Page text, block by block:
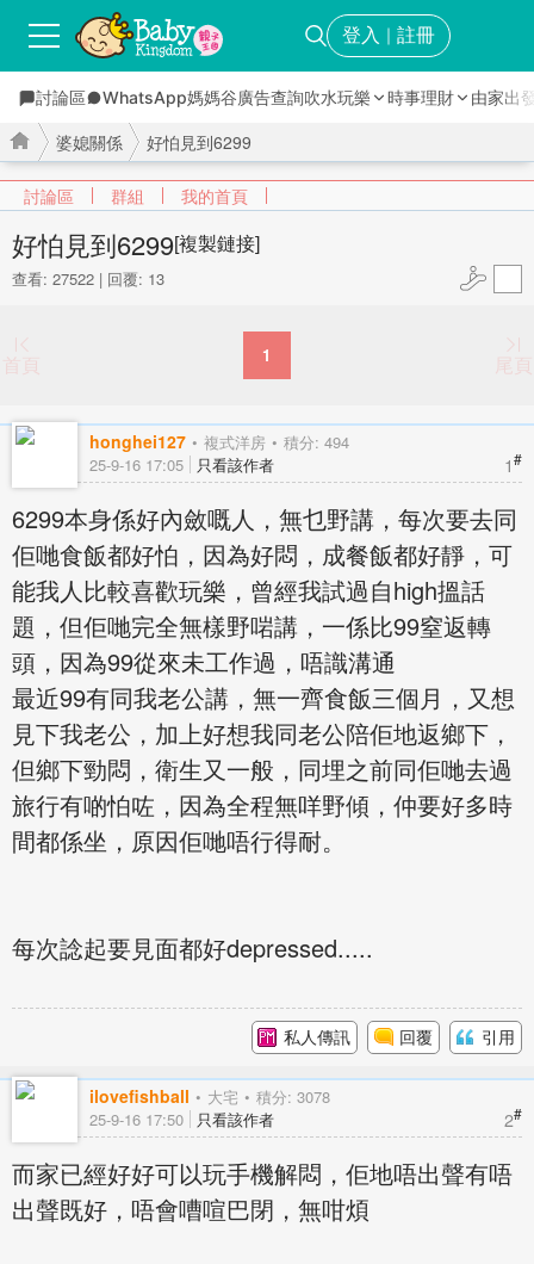
登入 ｜ 註冊
討論區 WhatsApp媽媽谷廣告查詢吹水玩樂 時事理財 由家出
討論區 群組 我的首頁
›
婆媳關係
›
好怕見到6299
查看: 27522 | 回覆: 13
好怕見到6299[複製鏈接]
首頁 1 尾頁
honghei127 複式洋房 積分: 494
1#
25-9-16 17:05 只看該作者
6299本身係好內斂嘅人，無乜野講，每次要去同
佢哋食飯都好怕，因為好悶，成餐飯都好靜，可
能我人比較喜歡玩樂，曾經我試過自high搵話
題，但佢哋完全無樣野啱講，一係比99窒返轉
頭，因為99從來未工作過，唔識溝通
最近99有同我老公講，無一齊食飯三個月，又想
見下我老公，加上好想我同老公陪佢地返鄉下，
但鄉下勁悶，衛生又一般，同埋之前同佢哋去過
旅行有啲怕咗，因為全程無咩野傾，仲要好多時
間都係坐，原因佢哋唔行得耐。
每次諗起要見面都好depressed.....
私人傳訊 回覆 引用
ilovefishball 大宅 積分: 3078
2#
25-9-16 17:50 只看該作者
而家已經好好可以玩手機解悶，佢地唔出聲有唔
出聲既好，唔會嘈喧巴閉，無咁煩